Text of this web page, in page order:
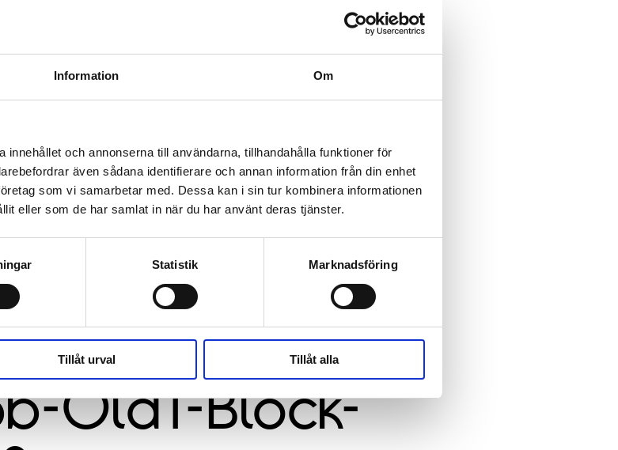
Information Om
och annonserna till användarna, tillhandahålla funktioner för
även sådana identifierare och annan information från din enhet
som vi samarbetar med. Dessa kan i sin tur kombinera informationen
eller som de har samlat in när du har använt deras tjänster.
Statistik Marknadsföring
Tillåt urval Tillåt alla
Old1-Block-